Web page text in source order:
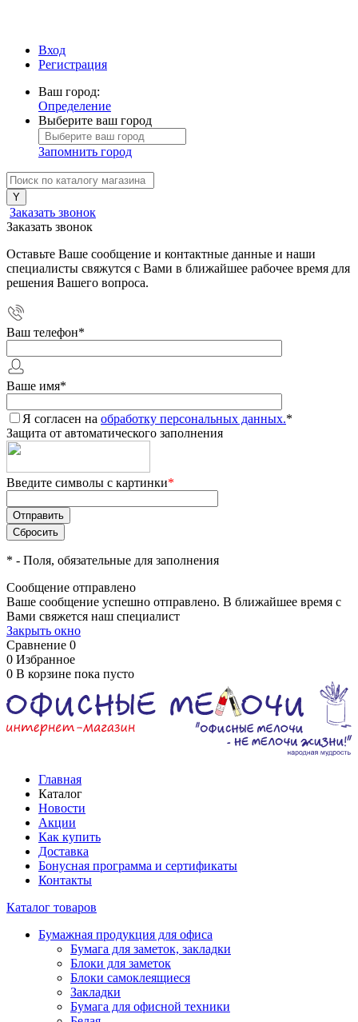
Вход
Регистрация
Ваш город:
Определение
Выберите ваш город
Запомнить город
Заказать звонок
Заказать звонок
Оставьте Ваше сообщение и контактные данные и наши
специалисты свяжутся с Вами в ближайшее рабочее время для
решения Вашего вопроса.
Ваш телефон*
Ваше имя*
Я согласен на обработку персональных данных.*
Защита от автоматического заполнения
Введите символы с картинки*
* - Поля, обязательные для заполнения
Сообщение отправлено
Ваше сообщение успешно отправлено. В ближайшее время с
Вами свяжется наш специалист
Закрыть окно
Сравнение 0
0 Избранное
0 В корзине пока пусто
Главная
Каталог
Новости
Акции
Как купить
Доставка
Бонусная программа и сертификаты
Контакты
Каталог товаров
Бумажная продукция для офиса
Бумага для заметок, закладки
Блоки для заметок
Блоки самоклеящиеся
Закладки
Бумага для офисной техники